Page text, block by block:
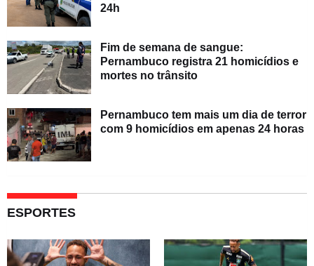
24h
Fim de semana de sangue:
Pernambuco registra 21 homicídios e
mortes no trânsito
Pernambuco tem mais um dia de terror
com 9 homicídios em apenas 24 horas
ESPORTES